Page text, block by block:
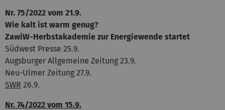
Nr. 75/2022 vom 21.9.
Wie kalt ist warm genug?
ZawiW-Herbstakademie zur Energiewende startet
Südwest Presse 25.9.
Augsburger Allgemeine Zeitung 23.9.
Neu-Ulmer Zeitung 27.9.
SWR 26.9.
Nr. 74/2022 vom 15.9.